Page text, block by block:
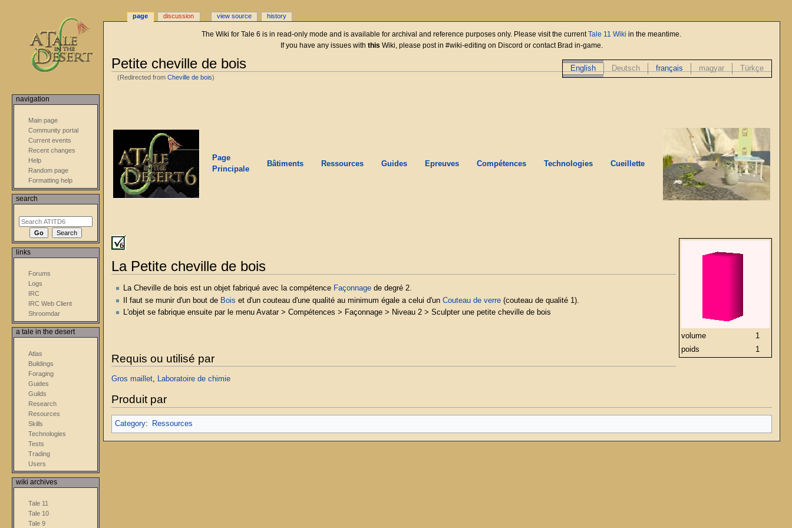
The Wiki for Tale 6 is in read-only mode and is available for archival and reference purposes only. Please visit the currentTale 11 Wiki in the meantime.
If you have any issues with this Wiki, please post in #wiki-editing on Discord or contact Brad in-game.
Petite cheville de bois
(Redirected fromCheville de bois)
English Deutsch français magyar Türkçe
Page
Principale
Bâtiments Ressources Guides Epreuves Compétences Technologies Cueillette
volume
1
poids
1
La Petite cheville de bois
La Cheville de bois est un objet fabriqué avec la compétence Façonnagede degré 2.
Il faut se munir d'un bout de Bois et d'un couteau d'une qualité au minimum égale a celui d'un Couteau de verre(couteau de qualité 1).
L'objet se fabrique ensuite par le menu Avatar > Compétences > Façonnage > Niveau 2 > Sculpter une petite cheville de bois
Requis ou utilisé par
Gros maillet, Laboratoire de chimie
Produit par
Category: Ressources
page discussion view source history
navigation
Main page
Community portal
Current events
Recent changes
Help
Random page
Formatting help
search
links
Forums
Logs
IRC
IRC Web Client
Shroomdar
a tale in the desert
Atlas
Buildings
Foraging
Guides
Guilds
Research
Resources
Skills
Technologies
Tests
Trading
Users
wiki archives
Tale 11
Tale 10
Tale 9